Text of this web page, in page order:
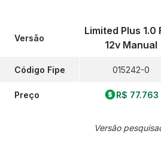
Versão
Código Fipe
Preço
Limited Plus 1.0
12v Manual
015242-0
R$ 77.763
Versão